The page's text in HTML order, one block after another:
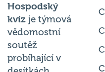
Hospodský
kvíz je týmová
vědomostní
soutěž
probíhající v